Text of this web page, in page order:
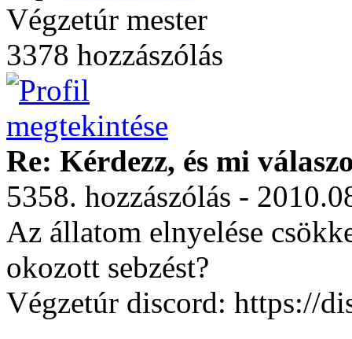
Végzetúr mester
3378 hozzászólás
Re: Kérdezz, és mi
5358. hozzászólás -
Az állatom elnyelése
okozott sebzést?
Végzetúr discord: https://